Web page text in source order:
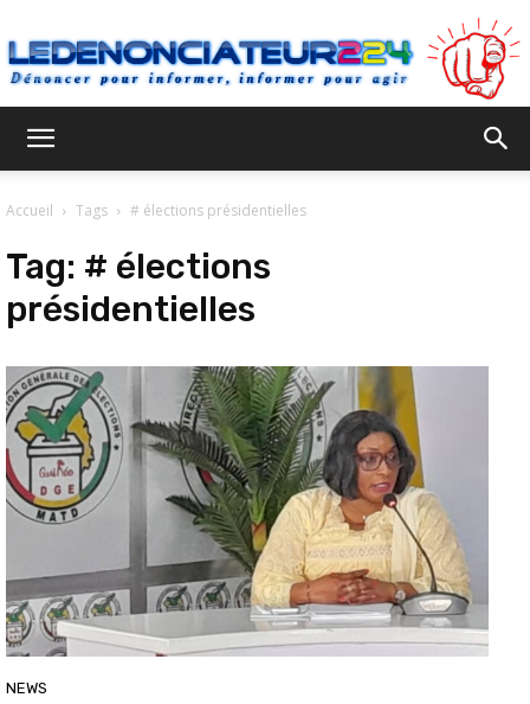
Accueil Tags # élections présidentielles
Tag: # élections
présidentielles
NEWS